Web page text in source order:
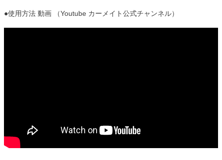
●使用方法 動画 （Youtube カーメイト公式チャンネル）